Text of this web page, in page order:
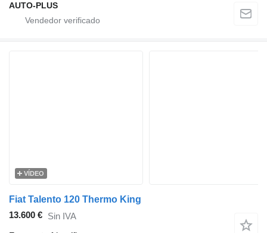
AUTO-PLUS
VÍDEO
Fiat Talento 120 Thermo King
13.600 € Sin IVA